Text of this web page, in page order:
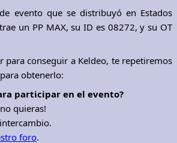
evento que se distribuyó en Estados
un PP MAX, su ID es 08272, y su OT
para conseguir a Keldeo, te repetiremos
obtenerlo:
participar en el evento?
quieras!
foro.